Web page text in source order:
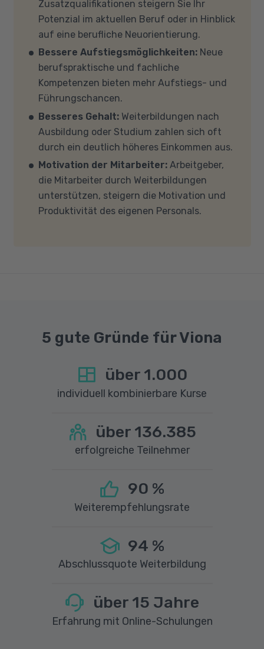
verschiedene Fördermöglichkeiten vor. Sehr
gerne beraten wir Sie auch in einem
persönlichen Gespräch zu diesem Thema.
Kostenträgers), sprechen Sie uns an, in den
meisten Fällen können wir Ihnen Leih-
Equipment zur Verfügung stellen. Sollten Sie
mit Ihren eigenen Geräten am Unterricht
teilnehmen, empfehlen wir PCs oder Laptops
mit Windows 10 oder Windows 11, mindestens 8
GB Arbeitsspeicher (RAM) und einem aktuellen
Mehrkern-Prozessor (CPU). Der Unterricht
findet in Microsoft Teams statt. Bitte achten
Sie darauf, dass Ihre Sicherheitsprogramme
und -einstellungen (Anti-Viren-Programme,
Firewalls etc.) die Verbindung mit MS Teams
nicht blockieren. Bitte beachten Sie außerdem,
dass für eine reibungslose Übertragung eine
Zusatzqualifikationen steigern Sie Ihr
Potenzial im aktuellen Beruf oder in Hinblick
auf eine berufliche Neuorientierung.
Bessere Aufstiegsmöglichkeiten: Neue
berufspraktische und fachliche
Kompetenzen bieten mehr Aufstiegs- und
Führungschancen.
Besseres Gehalt: Weiterbildungen nach
Ausbildung oder Studium zahlen sich oft
durch ein deutlich höheres Einkommen aus.
Motivation der Mitarbeiter: Arbeitgeber,
die Mitarbeiter durch Weiterbildungen
unterstützen, steigern die Motivation und
Produktivität des eigenen Personals.
5 gute Gründe für Viona
über 1.000
individuell kombinierbare Kurse
über 136.385
erfolgreiche Teilnehmer
90 %
Weiterempfehlungsrate
94 %
Abschlussquote Weiterbildung
über 15 Jahre
Erfahrung mit Online-Schulungen